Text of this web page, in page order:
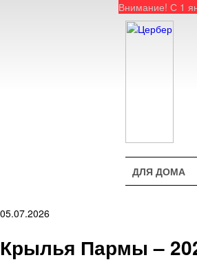
Внимание! С 1
ДЛЯ ДОМА
05.07.2026
Крылья Пармы –